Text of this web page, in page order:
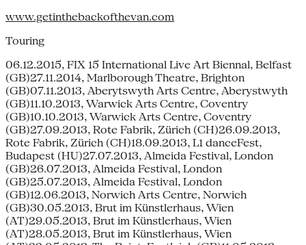
www.getinthebackofthevan.com
Touring
06.12.2015, FIX 15 International Live Art Biennal, Belfast
(GB)27.11.2014, Marlborough Theatre, Brighton
(GB)07.11.2013, Aberytswyth Arts Centre, Aberystwyth
(GB)11.10.2013, Warwick Arts Centre, Coventry
(GB)10.10.2013, Warwick Arts Centre, Coventry
(GB)27.09.2013, Rote Fabrik, Zürich (CH)26.09.2013,
Rote Fabrik, Zürich (CH)18.09.2013, L1 danceFest,
Budapest (HU)27.07.2013, Almeida Festival, London
(GB)26.07.2013, Almeida Festival, London
(GB)25.07.2013, Almeida Festival, London
(GB)12.06.2013, Norwich Arts Centre, Norwich
(GB)30.05.2013, Brut im Künstlerhaus, Wien
(AT)29.05.2013, Brut im Künstlerhaus, Wien
(AT)28.05.2013, Brut im Künstlerhaus, Wien